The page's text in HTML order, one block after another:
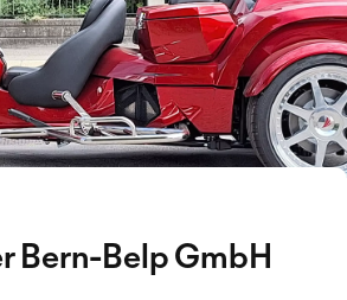
Bern-Belp GmbH